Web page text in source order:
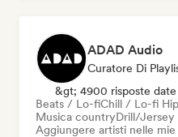
ADAD Audio
Curatore Di
&gt; 4900 risposte date
Beats / Lo-fiChill / Lo-fi
Musica countryDrill/Jersey
Aggiungere artisti nelle